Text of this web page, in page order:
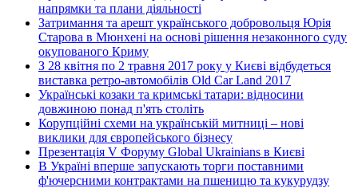
напрямки та плани діяльності
Затримання та арешт українського добровольця Юрія
Старова в Мюнхені на основі рішення незаконного суду
окупованого Криму
З 28 квітня по 2 травня 2017 року у Києві відбудеться
виставка ретро-автомобілів Old Car Land 2017
Українські козаки та кримські татари: відносини
довжиною понад п'ять століть
Корупційні схеми на українській митниці – нові
виклики для європейського бізнесу
Презентація V Форуму Global Ukrainians в Києві
В Україні вперше запускають торги поставними
ф'ючерсними контрактами на пшеницю та кукурудзу